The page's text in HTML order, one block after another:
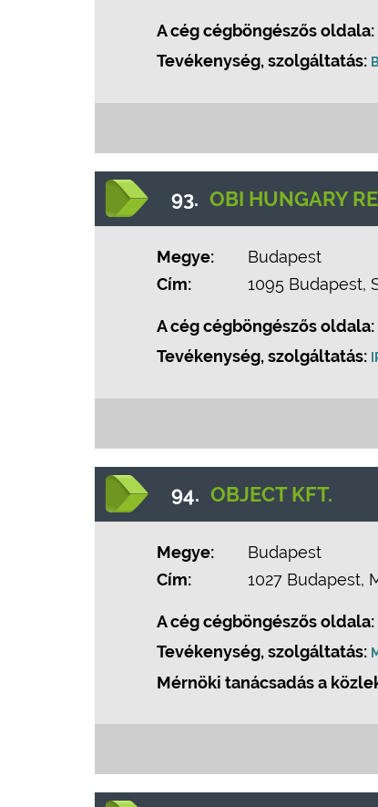
A cég cégböngészős oldala:
Tevékenység, szolgáltatás:
93. OBI HUNGARY
Megye:
Budapest
Cím:
1095 Budapest,
A cég cégböngészős oldala:
Tevékenység, szolgáltatás:
94. OBJECT KFT.
Megye:
Budapest
Cím:
1027 Budapest,
A cég cégböngészős oldala:
Tevékenység, szolgáltatás:
Mérnöki tanácsadás a